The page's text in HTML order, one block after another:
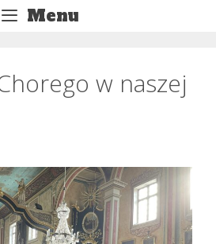
Menu
w naszej